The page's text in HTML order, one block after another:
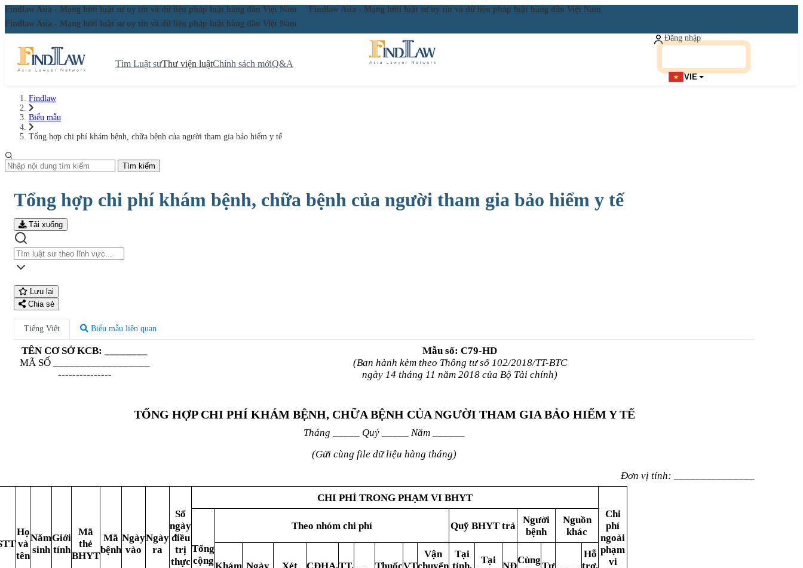
Findlaw Asia - Mạng lưới luật sư uy tín và dữ liệu pháp luật hàng đầu Việt Nam
Findlaw Asia - Mạng lưới luật sư uy tín và dữ liệu pháp luật hàng đầu Việt Nam
Findlaw Asia - Mạng lưới luật sư uy tín và dữ liệu pháp luật hàng đầu Việt Nam
Đăng nhập
VIE
Tìm Luật sưThư viện luậtChính sách mớiQ&A
Findlaw
Biểu mẫu
Tổng hợp chi phí khám bệnh, chữa bệnh của người tham gia bảo hiểm y tế
Tìm kiếm
Tổng hợp chi phí khám bệnh, chữa bệnh của người tham gia bảo hiểm y tế
Tải xuống
Lưu lại
Chia sẻ
Tiếng Việt Biểu mẫu liên quan
TÊN CƠ SỞ KCB:
MÃ SỐ__________________
---------------
Mẫu số: C79-HD
(Ban hành kèm theo Thông tư số 102/2018/TT-BTC
ngày 14 tháng 11 năm 2018 của Bộ Tài chính)
TỔNG HỢP CHI PHÍ KHÁM BỆNH, CHỮA BỆNH CỦA NGƯỜI THAM GIA BẢO HIỂM Y TẾ
Tháng Quý Năm
(Gửi cùng file dữ liệu hàng tháng)
Đơn vị tính:
TT
Họ
và
tên
Năm
sinh
Giới
tính
Mã
thẻ
BHYT
Mã
bệnh
Ngày
vào
Ngày
ra
Số
ngày
điều
trị
thực
CHI PHÍ TRONG PHẠM VI BHYT
Chi
phí
ngoài
phạm
vi
Tổng
cộng
Theo nhóm chi phí Quỹ BHYT trả
Người
bệnh
Nguồn
khác
Vận
Tại
Tại
Cùng
Hỗ